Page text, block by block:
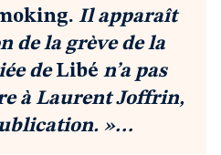
Il apparaît
de la grève de la
deLibé n’a pas
à Laurent Joffrin,
»…